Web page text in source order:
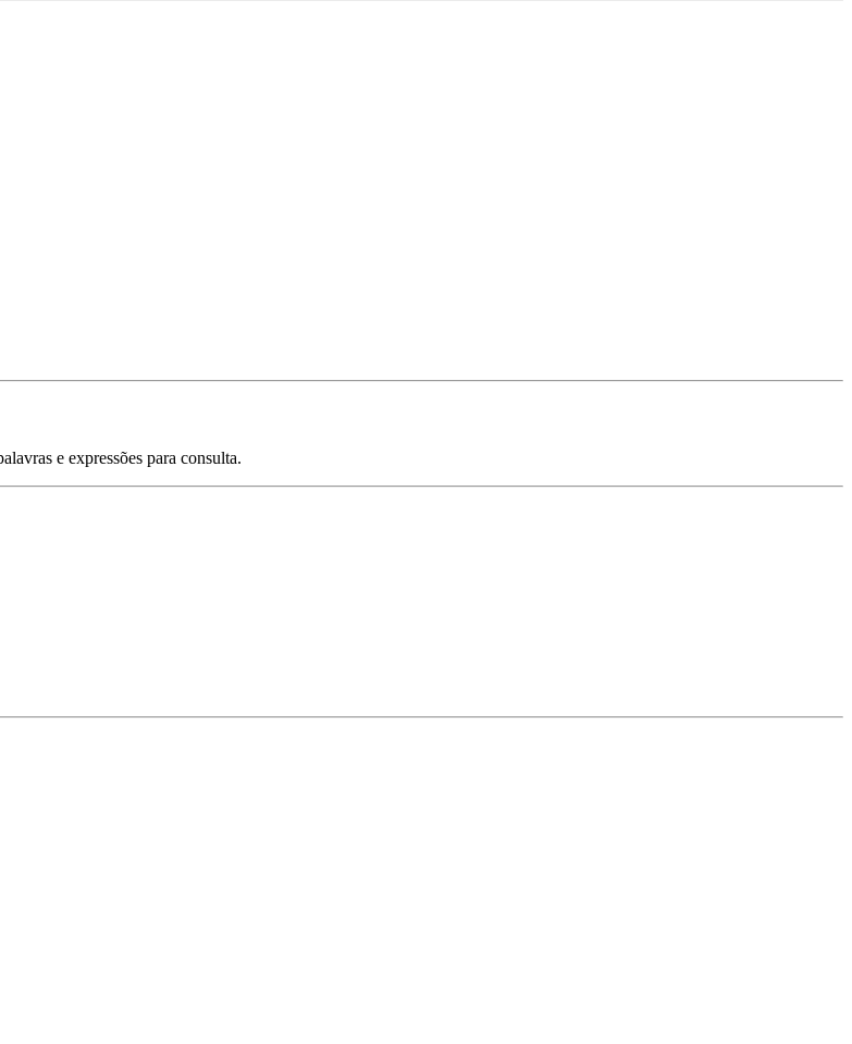
e expressões para consulta.